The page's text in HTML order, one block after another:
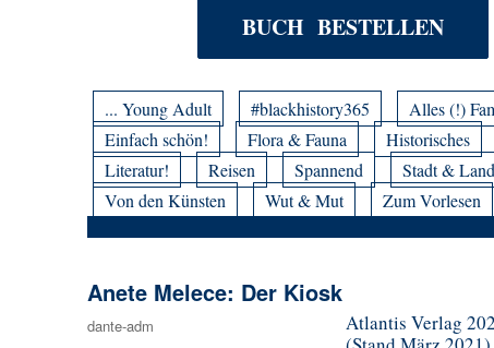
BUCH BESTELLEN
... Young Adult #blackhistory365 Alles (!)
Einfach schön!
Flora & Fauna Historisches
Literatur!
Reisen Spannend Stadt & Land
Von den Künsten
Wut & Mut Zum Vorlesen
Anete Melece: Der Kiosk
Atlantis Verlag
Autor
dante-adm